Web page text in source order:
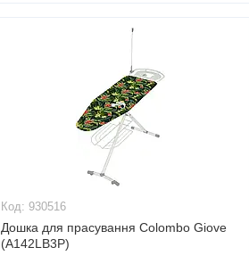
930516
Дошка для прасування Colombo Giove
(A142LB3P)